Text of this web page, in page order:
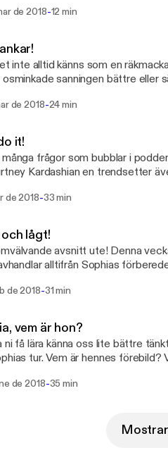
and opt-out information.
de 2018-12 min
inte alltid känns som en
osminkade sanningen bättre eller
information.
de 2018-24 min
it!
frågor som bubblar i
Kardashian en trendsetter
[https://acast.com/privacy] for privacy and opt-out
de 2018-33 min
lågt!
avsnitt ute! Denna
alltifrån Sophias
acast.com/privacy] for privacy and opt-out
de 2018-31 min
vem är hon?
ni få lära känna oss lite bättre
tur. Vem är hennes
de 2018-35 min